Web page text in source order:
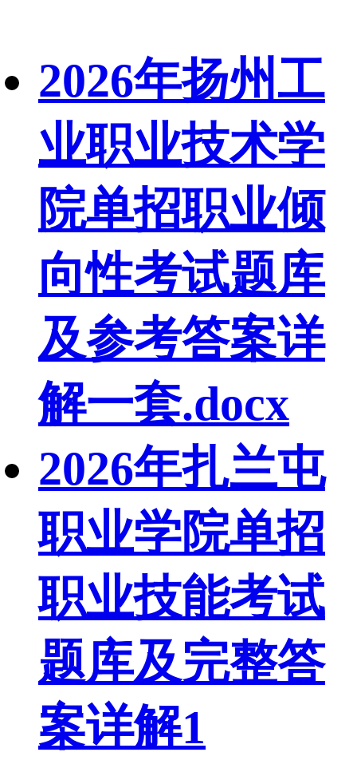
2026年扬州工
业职业技术学
院单招职业倾
向性考试题库
及参考答案详
解一套.docx
2026年扎兰屯
职业学院单招
职业技能考试
题库及完整答
案详解1